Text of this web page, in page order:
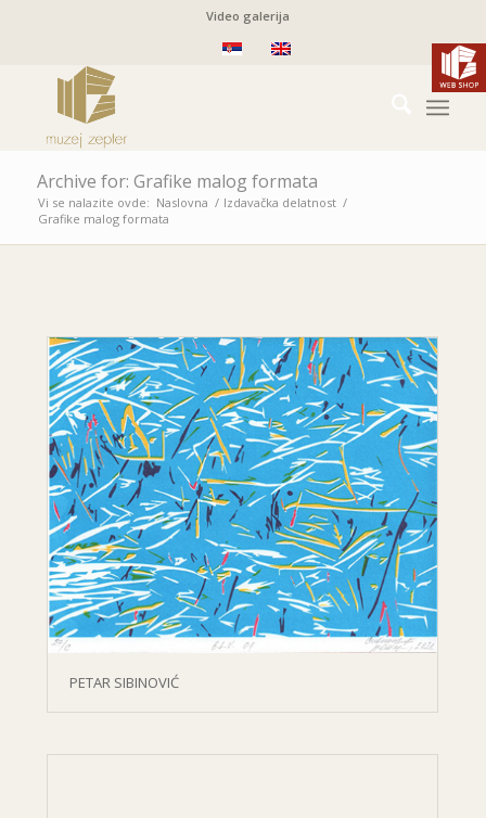
Video galerija
Archive for: Grafike malog formata
Vi se nalazite ovde: Naslovna / Izdavačka delatnost /
Grafike malog formata
PETAR SIBINOVIĆ